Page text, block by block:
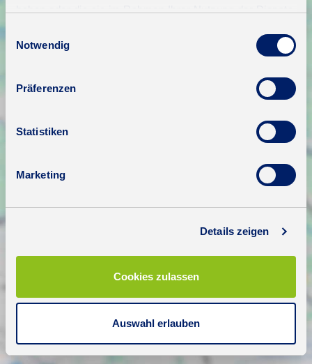
Notwendig
Präferenzen
Statistiken
Marketing
Details zeigen
Cookies zulassen
Auswahl erlauben